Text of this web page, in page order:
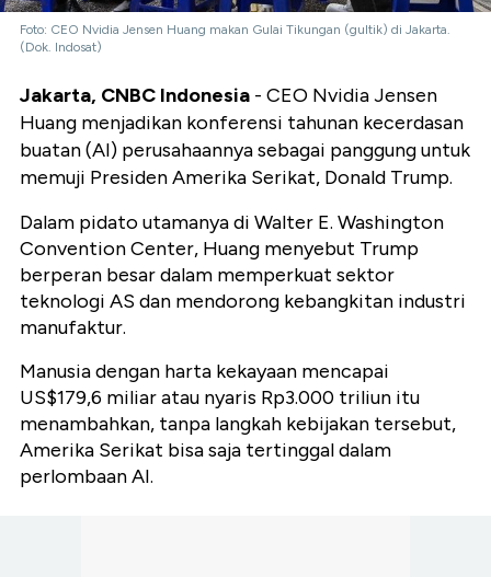
Foto: CEO Nvidia Jensen Huang makan Gulai Tikungan (gultik) di Jakarta.
(Dok. Indosat)
Jakarta, CNBC Indonesia - CEO Nvidia Jensen
Huang menjadikan konferensi tahunan kecerdasan
buatan (AI) perusahaannya sebagai panggung untuk
memuji Presiden Amerika Serikat, Donald Trump.
Dalam pidato utamanya di Walter E. Washington
Convention Center, Huang menyebut Trump
berperan besar dalam memperkuat sektor
teknologi AS dan mendorong kebangkitan industri
manufaktur.
Manusia dengan harta kekayaan mencapai
US$179,6 miliar atau nyaris Rp3.000 triliun itu
menambahkan, tanpa langkah kebijakan tersebut,
Amerika Serikat bisa saja tertinggal dalam
perlombaan AI.